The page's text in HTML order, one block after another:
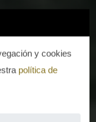
y cookies
política de